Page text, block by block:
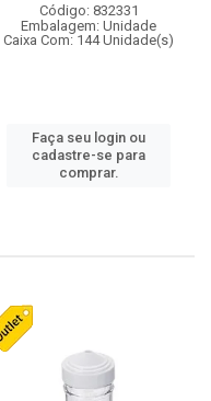
Código: 832331
Embalagem: Unidade
Caixa Com: 144 Unidade(s)
Faça seu login ou
cadastre-se para
comprar.